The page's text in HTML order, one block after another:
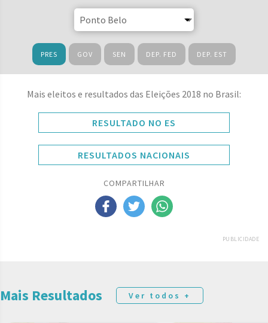
PRES GOV SEN DEP. FED DEP. EST
Mais eleitos e resultados das Eleições 2018 no Brasil:
RESULTADO NO ES
RESULTADOS NACIONAIS
COMPARTILHAR
PUBLICIDADE
Mais Resultados Ver todos +